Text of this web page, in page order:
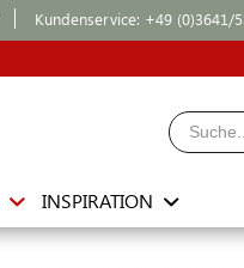
Kundenservice: +49 (0)3641/
INSPIRATION